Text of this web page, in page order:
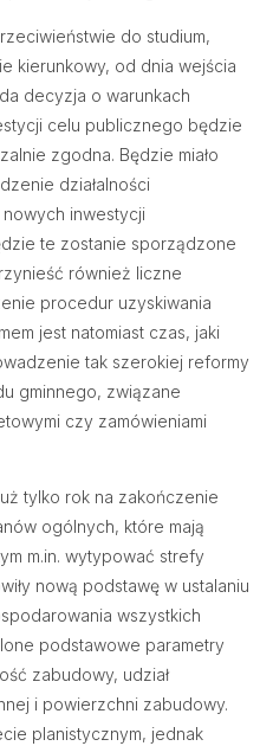
do studium,
kierunkowy, od dnia wejścia
decyzja o warunkach
celu publicznego będzie
zgodna. Będzie miało
działalności
inwestycji
te zostanie sporządzone
również liczne
procedur uzyskiwania
jest natomiast czas, jaki
tak szerokiej reformy
gminnego, związane
czy zamówieniami
tylko rok na zakończenie
ogólnych, które mają
m.in. wytypować strefy
nową podstawę w ustalaniu
wszystkich
podstawowe parametry
zabudowy, udział
i powierzchni zabudowy.
planistycznym, jednak